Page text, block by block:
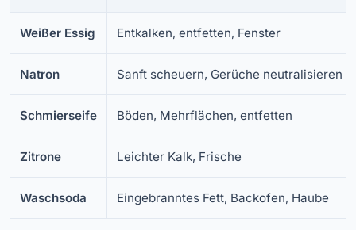
Weißer Essig Entkalken, entfetten, Fenster
Natron Sanft scheuern, Gerüche neutralisieren
Schmierseife Böden, Mehrflächen, entfetten
Zitrone Leichter Kalk, Frische
Waschsoda Eingebranntes Fett, Backofen, Haube